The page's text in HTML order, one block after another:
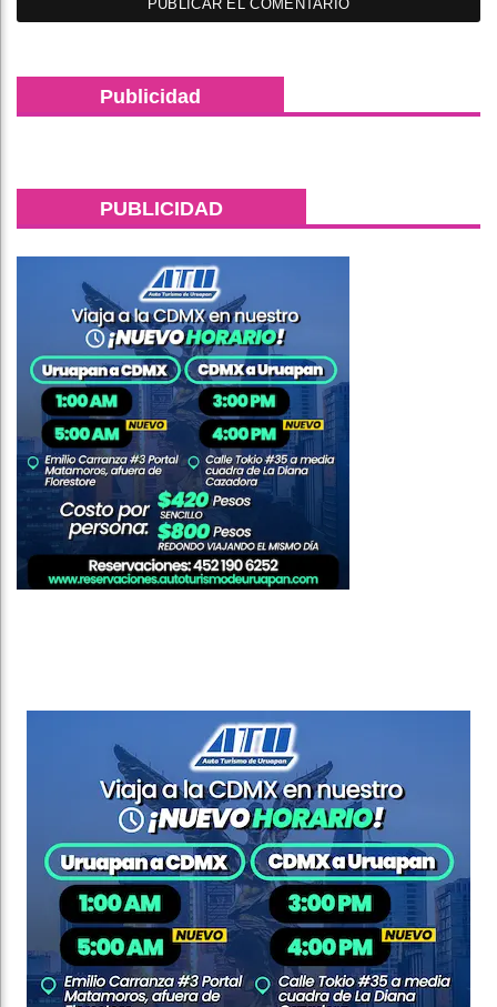
Publicidad
PUBLICIDAD